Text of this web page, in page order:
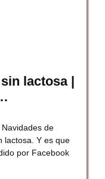
lactosa |
de
lactosa. Y es que
por Facebook